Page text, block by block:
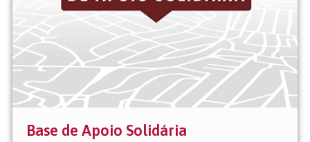
Base de Apoio Solidária